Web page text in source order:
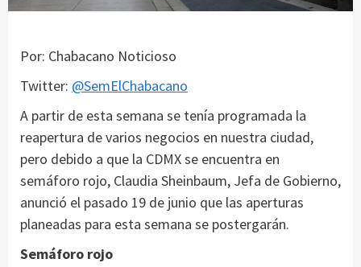
Por: Chabacano Noticioso
Twitter: @SemElChabacano
A partir de esta semana se tenía programada la
reapertura de varios negocios en nuestra ciudad,
pero debido a que la CDMX se encuentra en
semáforo rojo, Claudia Sheinbaum, Jefa de Gobierno,
anunció el pasado 19 de junio que las aperturas
planeadas para esta semana se postergarán.
Semáforo rojo